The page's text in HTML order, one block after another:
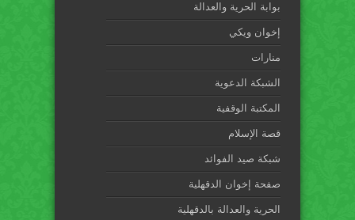
بوابة الحرية والعدالة
إخوان ويكي
منارات
الشبكة الدعوية
المكتبة الوقفية
قصة الإسلام
شبكة صيد الفوائد
صفحة إخوان الدقهلية
الحرية والعدالة بالدقهلية